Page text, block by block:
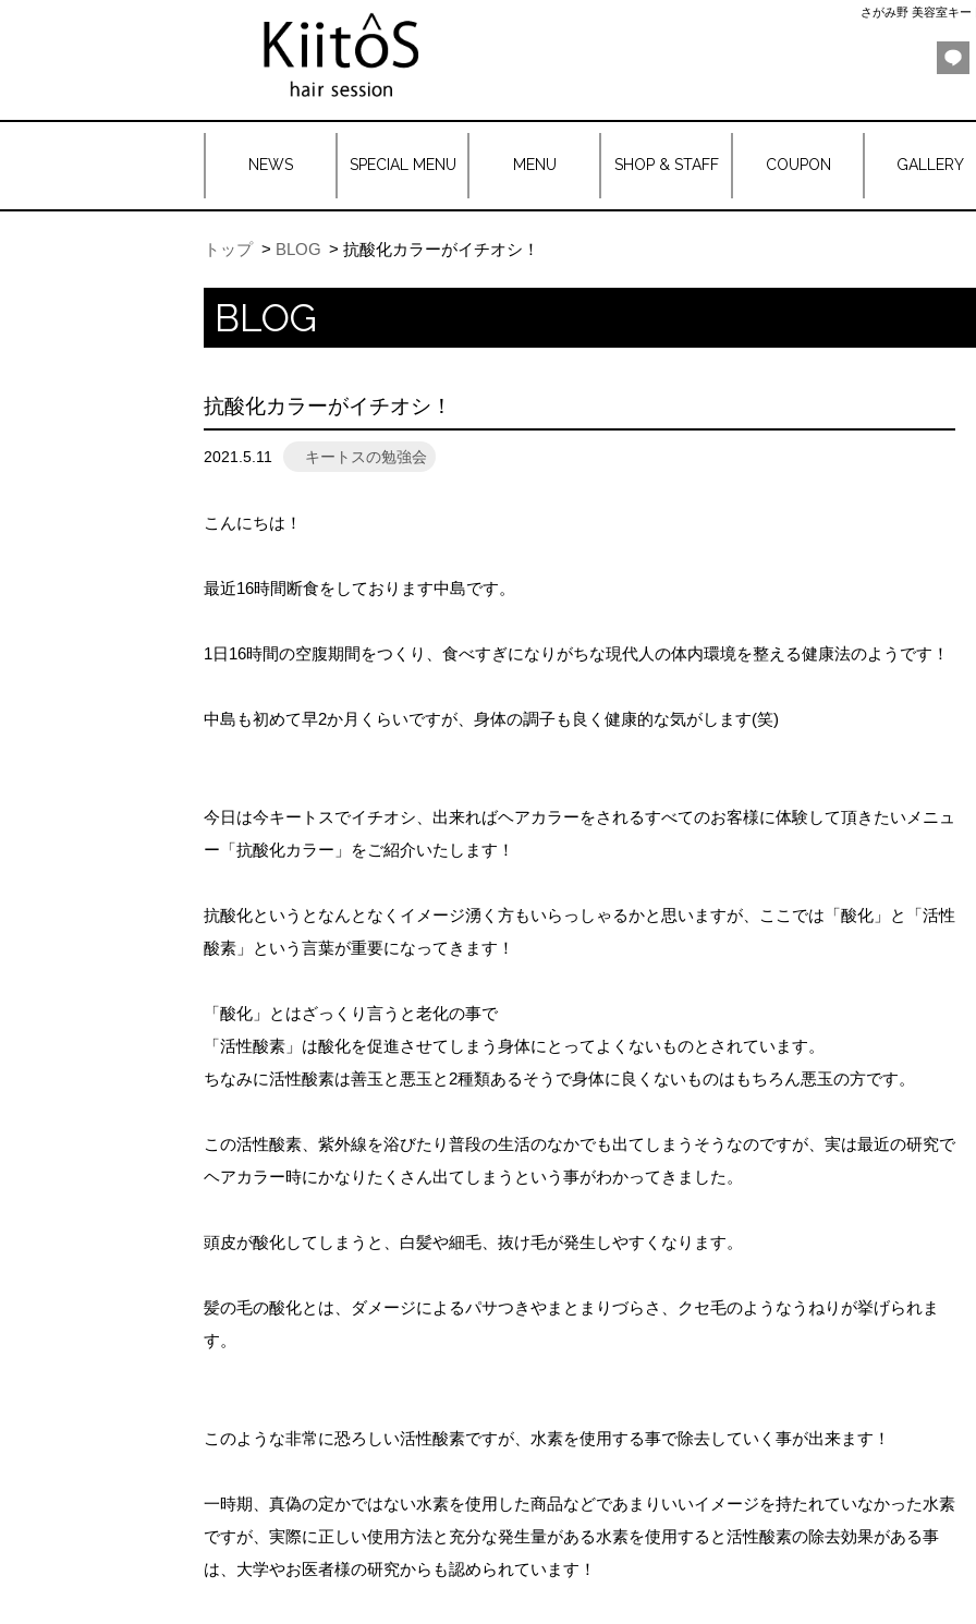
さがみ野 美容室キー
NEWS SPECIAL MENU MENU SHOP & STAFF COUPON GALLERY
トップ BLOG 抗酸化カラーがイチオシ！
BLOG
抗酸化カラーがイチオシ！
2021.5.11 キートスの勉強会
こんにちは！
最近16時間断食をしております中島です。
1日16時間の空腹期間をつくり、食べすぎになりがちな現代人の体内環境を整える健康法のようです！
中島も初めて早2か月くらいですが、身体の調子も良く健康的な気がします(笑)
今日は今キートスでイチオシ、出来ればヘアカラーをされるすべてのお客様に体験して頂きたいメニュ
ー「抗酸化カラー」をご紹介いたします！
抗酸化というとなんとなくイメージ湧く方もいらっしゃるかと思いますが、ここでは「酸化」と「活性
酸素」という言葉が重要になってきます！
「酸化」とはざっくり言うと老化の事で
「活性酸素」は酸化を促進させてしまう身体にとってよくないものとされています。
ちなみに活性酸素は善玉と悪玉と2種類あるそうで身体に良くないものはもちろん悪玉の方です。
この活性酸素、紫外線を浴びたり普段の生活のなかでも出てしまうそうなのですが、実は最近の研究で
ヘアカラー時にかなりたくさん出てしまうという事がわかってきました。
頭皮が酸化してしまうと、白髪や細毛、抜け毛が発生しやすくなります。
髪の毛の酸化とは、ダメージによるパサつきやまとまりづらさ、クセ毛のようなうねりが挙げられま
す。
このような非常に恐ろしい活性酸素ですが、水素を使用する事で除去していく事が出来ます！
一時期、真偽の定かではない水素を使用した商品などであまりいいイメージを持たれていなかった水素
ですが、実際に正しい使用方法と充分な発生量がある水素を使用すると活性酸素の除去効果がある事
は、大学やお医者様の研究からも認められています！